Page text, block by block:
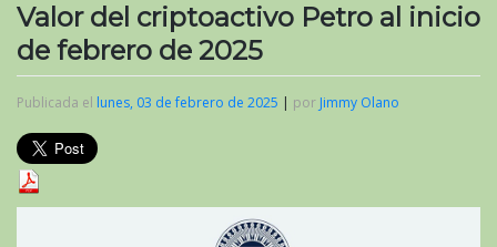
Valor del criptoactivo Petro al inicio
de febrero de 2025
Publicada el lunes, 03 de febrero de 2025 | por Jimmy Olano